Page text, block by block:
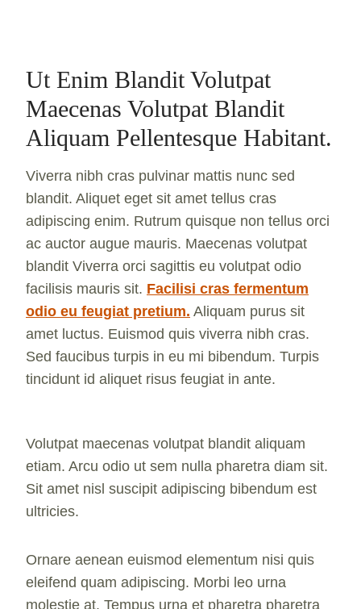
Ut Enim Blandit Volutpat
Maecenas Volutpat Blandit
Aliquam Pellentesque Habitant.
Viverra nibh cras pulvinar mattis nunc sed
blandit. Aliquet eget sit amet tellus cras
adipiscing enim. Rutrum quisque non tellus orci
ac auctor augue mauris. Maecenas volutpat
blandit Viverra orci sagittis eu volutpat odio
facilisis mauris sit. Facilisi cras fermentum
odio eu feugiat pretium. Aliquam purus sit
amet luctus. Euismod quis viverra nibh cras.
Sed faucibus turpis in eu mi bibendum. Turpis
tincidunt id aliquet risus feugiat in ante.
Volutpat maecenas volutpat blandit aliquam
etiam. Arcu odio ut sem nulla pharetra diam sit.
Sit amet nisl suscipit adipiscing bibendum est
ultricies.
Ornare aenean euismod elementum nisi quis
eleifend quam adipiscing. Morbi leo urna
molestie at. Tempus urna et pharetra pharetra